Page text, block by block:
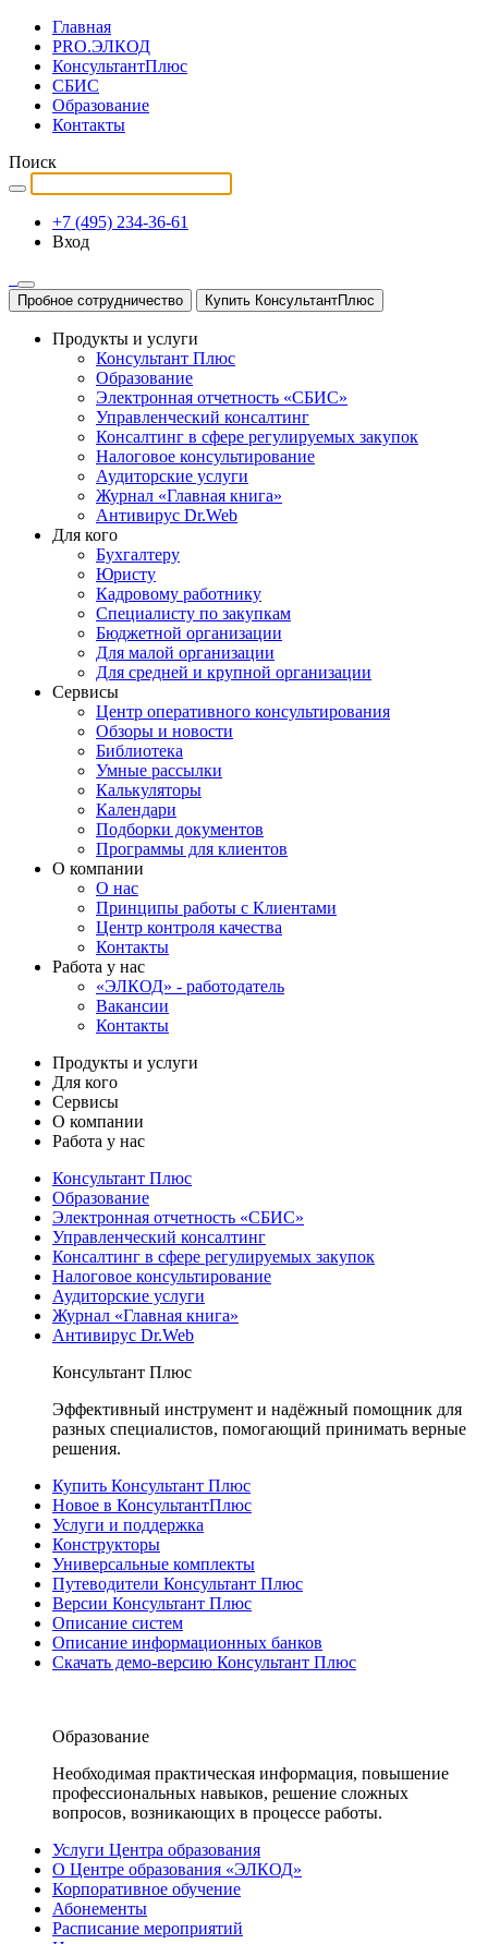
Главная
PRO.ЭЛКОД
КонсультантПлюс
СБИС
Образование
Контакты
Поиск
+7 (495) 234-36-61
Вход
Пробное сотрудничество Купить КонсультантПлюс
Продукты и услуги
Консультант Плюс
Образование
Электронная отчетность «СБИС»
Управленческий консалтинг
Консалтинг в сфере регулируемых закупок
Налоговое консультирование
Аудиторские услуги
Журнал «Главная книга»
Антивирус Dr.Web
Для кого
Бухгалтеру
Юристу
Кадровому работнику
Специалисту по закупкам
Бюджетной организации
Для малой организации
Для средней и крупной организации
Сервисы
Центр оперативного консультирования
Обзоры и новости
Библиотека
Умные рассылки
Калькуляторы
Календари
Подборки документов
Программы для клиентов
О компании
О нас
Принципы работы с Клиентами
Центр контроля качества
Контакты
Работа у нас
«ЭЛКОД» - работодатель
Вакансии
Контакты
Продукты и услуги
Для кого
Сервисы
О компании
Работа у нас
Консультант Плюс
Образование
Электронная отчетность «СБИС»
Управленческий консалтинг
Консалтинг в сфере регулируемых закупок
Налоговое консультирование
Аудиторские услуги
Журнал «Главная книга»
Антивирус Dr.Web
Консультант Плюс
Эффективный инструмент и надёжный помощник для
разных специалистов, помогающий принимать верные
решения.
Купить Консультант Плюс
Новое в КонсультантПлюс
Услуги и поддержка
Конструкторы
Универсальные комплекты
Путеводители Консультант Плюс
Версии Консультант Плюс
Описание систем
Описание информационных банков
Скачать демо-версию Консультант Плюс
Образование
Необходимая практическая информация, повышение
профессиональных навыков, решение сложных
вопросов, возникающих в процессе работы.
Услуги Центра образования
О Центре образования «ЭЛКОД»
Корпоративное обучение
Абонементы
Расписание мероприятий